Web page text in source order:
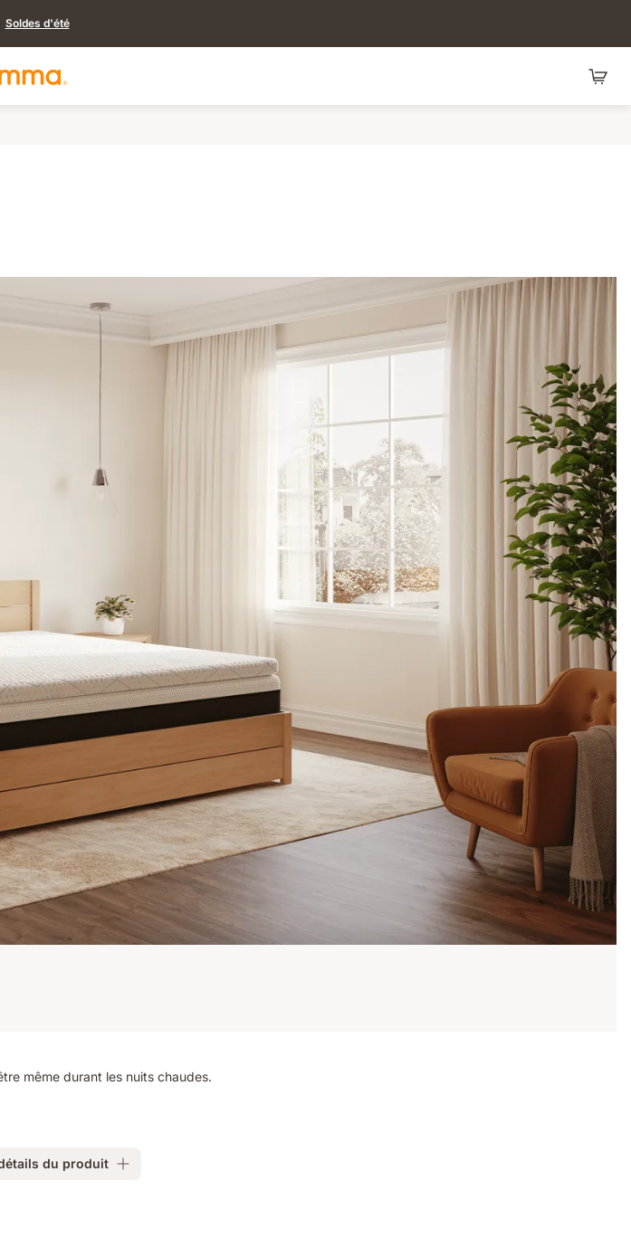
Soldes d'été
même durant les nuits chaudes.
du produit